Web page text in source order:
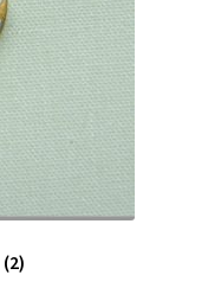
(2)